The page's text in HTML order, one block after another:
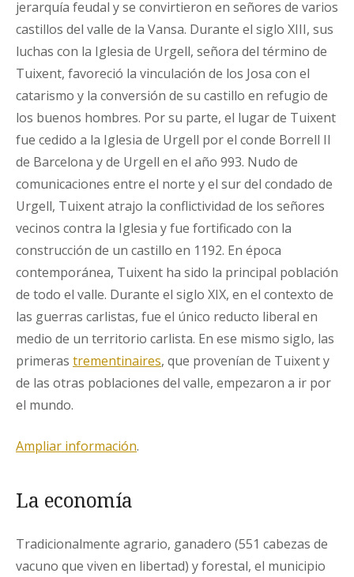
jerarquía feudal y se convirtieron en señores de varios
castillos del valle de la Vansa. Durante el siglo XIII, sus
luchas con la Iglesia de Urgell, señora del término de
Tuixent, favoreció la vinculación de los Josa con el
catarismo y la conversión de su castillo en refugio de
los buenos hombres. Por su parte, el lugar de Tuixent
fue cedido a la Iglesia de Urgell por el conde Borrell II
de Barcelona y de Urgell en el año 993. Nudo de
comunicaciones entre el norte y el sur del condado de
Urgell, Tuixent atrajo la conflictividad de los señores
vecinos contra la Iglesia y fue fortificado con la
construcción de un castillo en 1192. En época
contemporánea, Tuixent ha sido la principal población
de todo el valle. Durante el siglo XIX, en el contexto de
las guerras carlistas, fue el único reducto liberal en
medio de un territorio carlista. En ese mismo siglo, las
primeras trementinaires, que provenían de Tuixent y
de las otras poblaciones del valle, empezaron a ir por
el mundo.
Ampliar información.
La economía
Tradicionalmente agrario, ganadero (551 cabezas de
vacuno que viven en libertad) y forestal, el municipio